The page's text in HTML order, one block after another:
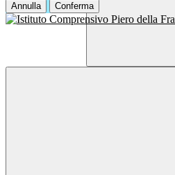
Annulla Conferma